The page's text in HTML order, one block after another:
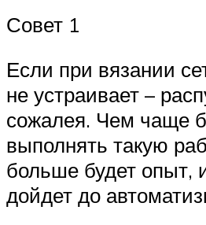
Совет 1
Если при вязании
не устраивает –
сожалея. Чем чаще
выполнять такую
больше будет опыт,
дойдет до